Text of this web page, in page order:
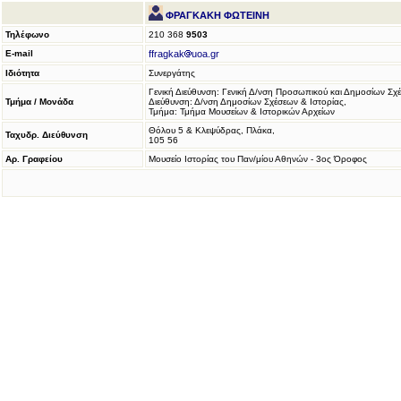
ΦΡΑΓΚΑΚΗ ΦΩΤΕΙΝΗ
Τηλέφωνο 210 368 9503
E-mail
ffragkak uoa.gr
Ιδιότητα Συνεργάτης
Τμήμα / Μονάδα
Γενική Διεύθυνση: Γενική Δ/νση Προσωπικού και Δημοσίων
Διεύθυνση: Δ/νση Δημοσίων Σχέσεων & Ιστορίας,
Τμήμα: Τμήμα Μουσείων & Ιστορικών Αρχείων
Ταχυδρ. Διεύθυνση
Θόλου 5 & Κλεψύδρας, Πλάκα,
105 56
Αρ. Γραφείου
Μουσείο Ιστορίας του Παν/μίου Αθηνών - 3ος Όροφος